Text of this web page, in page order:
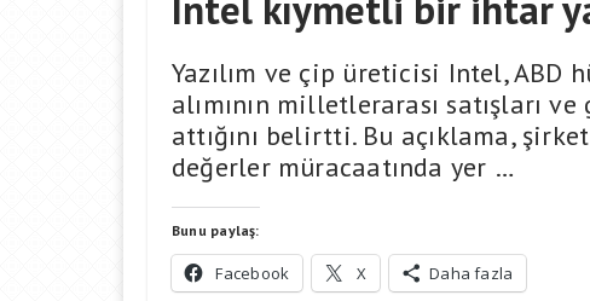
Yazılım ve çip üreticisi Intel, ABD
alımının milletlerarası satışları
attığını belirtti. Bu açıklama,
değerler müracaatında yer …
Bunu paylaş:
Facebook X Daha fazla